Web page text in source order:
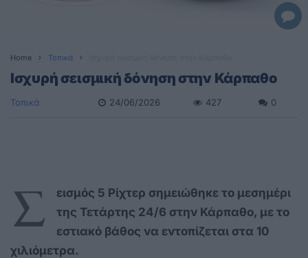
Home Τοπικά
Ισχυρή σεισμική δόνηση στην Κάρπαθο
Τοπικά 24/06/2026 427 0
Σ
εισμός 5 Ρίχτερ σημειώθηκε το μεσημέρι
της Τετάρτης 24/6 στην Κάρπαθο, με το
εστιακό βάθος να εντοπίζεται στα 10
χιλιόμετρα.